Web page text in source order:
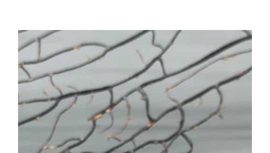
AGGIUNGI AL CARRELLO DETTAGLI